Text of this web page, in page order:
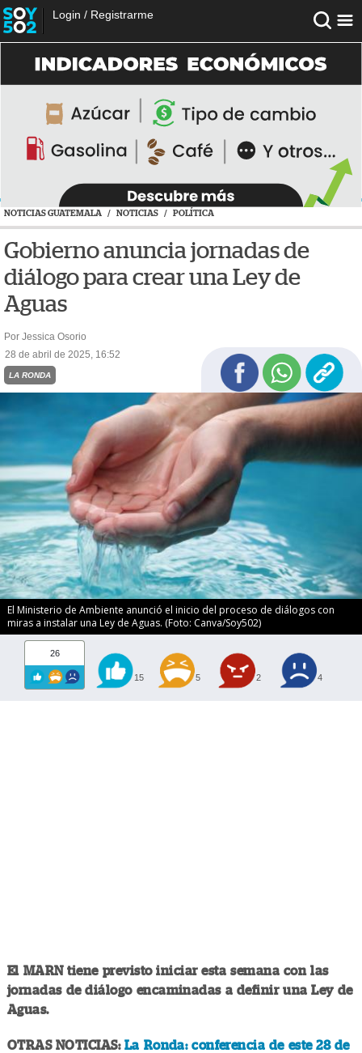
Login / Registrarme
NOTICIAS GUATEMALA / NOTICIAS / POLÍTICA
Gobierno anuncia jornadas de
diálogo para crear una Ley de
Aguas
Por Jessica Osorio
28 de abril de 2025, 16:52
LA RONDA
El Ministerio de Ambiente anunció el inicio del proceso de diálogos con
miras a instalar una Ley de Aguas. (Foto: Canva/Soy502)
26
15 5 2 4
El MARN tiene previsto iniciar esta semana con las
jornadas de diálogo encaminadas a definir una Ley de
Aguas.
OTRAS NOTICIAS: La Ronda: conferencia de este 28 de